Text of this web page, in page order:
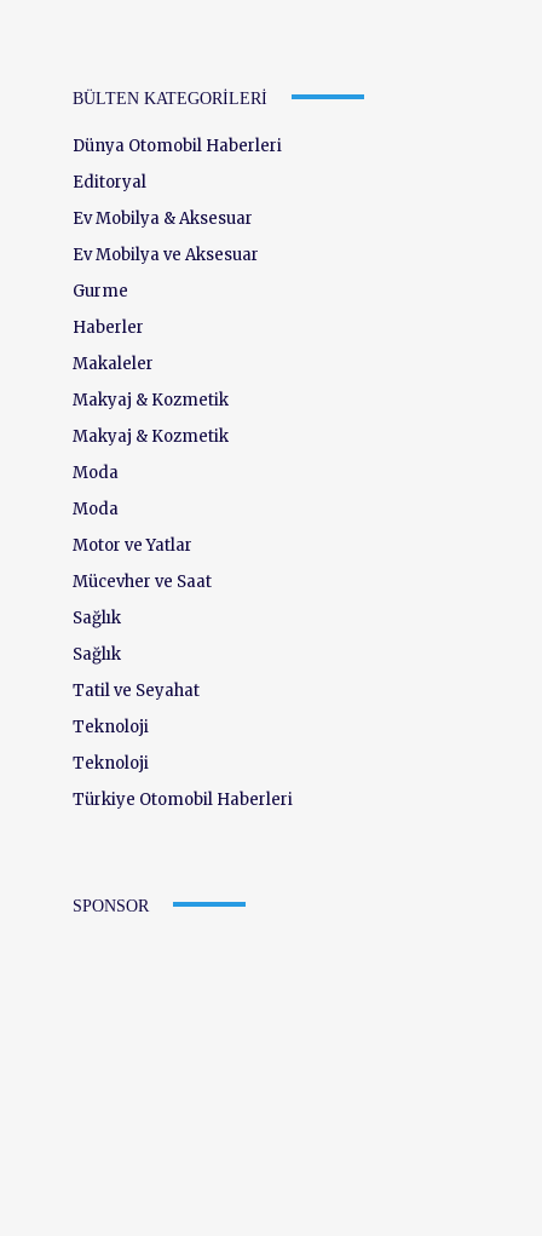
BÜLTEN KATEGORILERI
Dünya Otomobil Haberleri
Editoryal
Ev Mobilya & Aksesuar
Ev Mobilya ve Aksesuar
Gurme
Haberler
Makaleler
Makyaj & Kozmetik
Makyaj & Kozmetik
Moda
Moda
Motor ve Yatlar
Mücevher ve Saat
Sağlık
Sağlık
Tatil ve Seyahat
Teknoloji
Teknoloji
Türkiye Otomobil Haberleri
SPONSOR